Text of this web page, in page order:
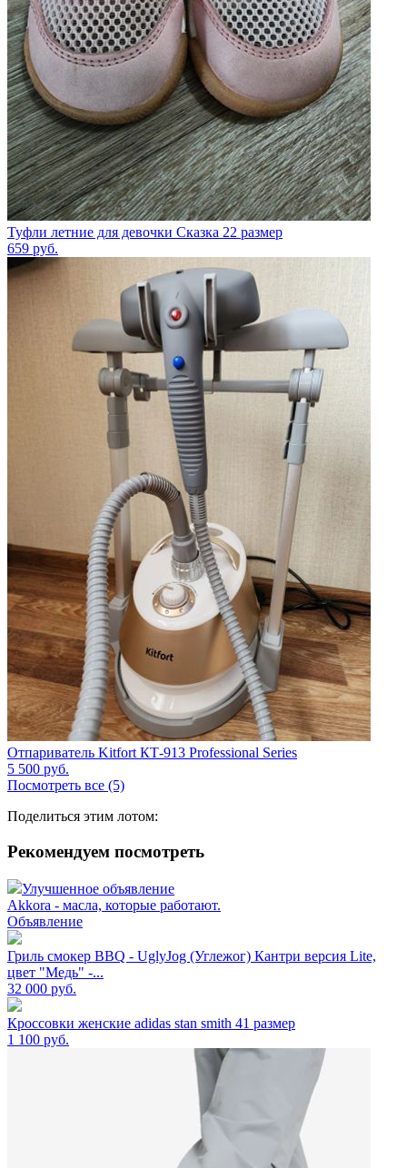
Туфли летние для девочки Сказка 22 размер
659 руб.
Отпариватель Kitfort КТ-913 Professional Series
5 500 руб.
Посмотреть все (5)
Поделиться этим лотом:
Рекомендуем посмотреть
Улучшенное объявление
Akkora - масла, которые работают.
Объявление
Гриль смокер BBQ - UglyJog (Углежог) Кантри версия Lite,
цвет "Медь" -...
32 000 руб.
Кроссовки женские adidas stan smith 41 размер
1 100 руб.